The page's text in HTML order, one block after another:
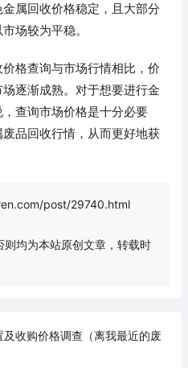
属回收价格稳定，且大部分
场较为平稳。
格查询与市场行情相比，价
逐渐成熟。对于想要进行金
查询市场价格是十分必要
品回收行情，从而更好地获
post/29740.html
则均为本站原创文章，转载时
收购价格调查（离我最近的废